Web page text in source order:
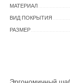
МАТЕРИАЛ
ВИД ПОКРЫТИЯ
РАЗМЕР